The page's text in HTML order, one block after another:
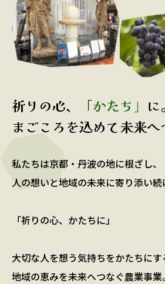
祈りの心、「かたち」 に。
まごころを込めて未来へ
私たちは京都・丹波の地に根ざし、
人の想いと地域の未来に寄り添い続
「祈りの心、かたちに」
大切な人を想う気持ちをかたちにす
地域の恵みを未来へつなぐ農業事業。